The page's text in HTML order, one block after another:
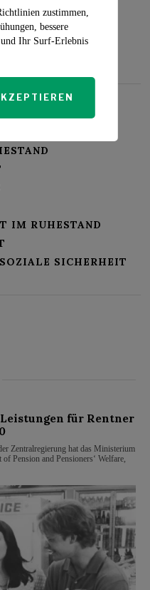
IM RUHESTAND
SOZIALE SICHERHEIT
für Rentner
Zentralregierung hat das Ministerium
Pension and Pensioners‘ Welfare,
zustimmen,
bessere
und Ihr Surf-Erlebnis